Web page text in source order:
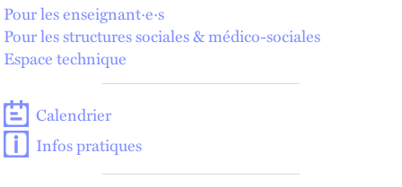
Pour les enseignant·e·s
Pour les structures sociales & médico-sociales
Espace technique
Calendrier
Infos pratiques